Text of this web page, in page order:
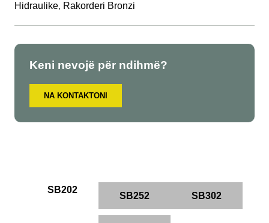
Hidraulike, Rakorderi Bronzi
Keni nevojë për ndihmë?
NA KONTAKTONI
SB202
SB252 SB302